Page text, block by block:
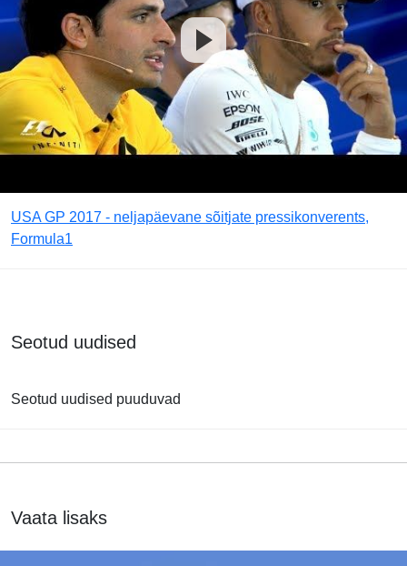
USA GP 2017 - neljapäevane sõitjate pressikonverents,
Formula1
Seotud uudised
Seotud uudised puuduvad
Vaata lisaks